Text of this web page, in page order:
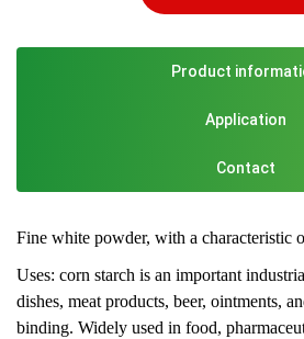
Product
Application
Contact
Fine white powder, with a characteristic
Uses: corn starch is an important
dishes, meat products, beer, ointments,
binding. Widely used in food,